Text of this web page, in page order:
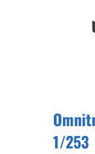
1/253